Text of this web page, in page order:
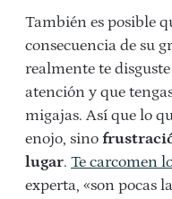
También es posible
consecuencia de su
realmente te
atención y que
migajas. Así que lo
enojo, sino
lugar. Te carcomen
experta, «son pocas